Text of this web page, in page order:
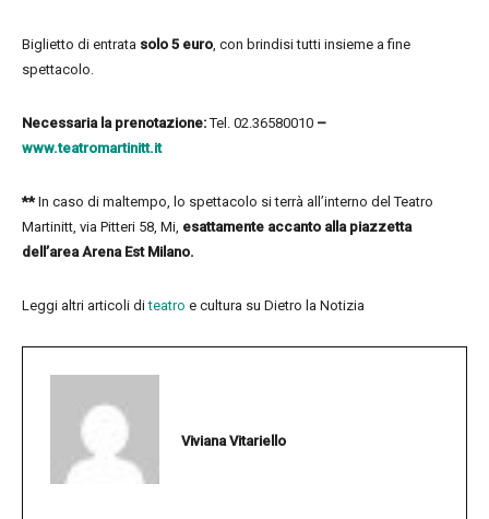
Biglietto di entrata solo 5 euro, con brindisi tutti insieme a fine
spettacolo.
Necessaria la prenotazione:Tel. 02.36580010 –
www.teatromartinitt.it
**In caso di maltempo, lo spettacolo si terrà all’interno del Teatro
Martinitt, via Pitteri 58, Mi, esattamente accanto alla piazzetta
dell’area Arena Est Milano.
Leggi altri articoli diteatro e cultura su Dietro la Notizia
Viviana Vitariello